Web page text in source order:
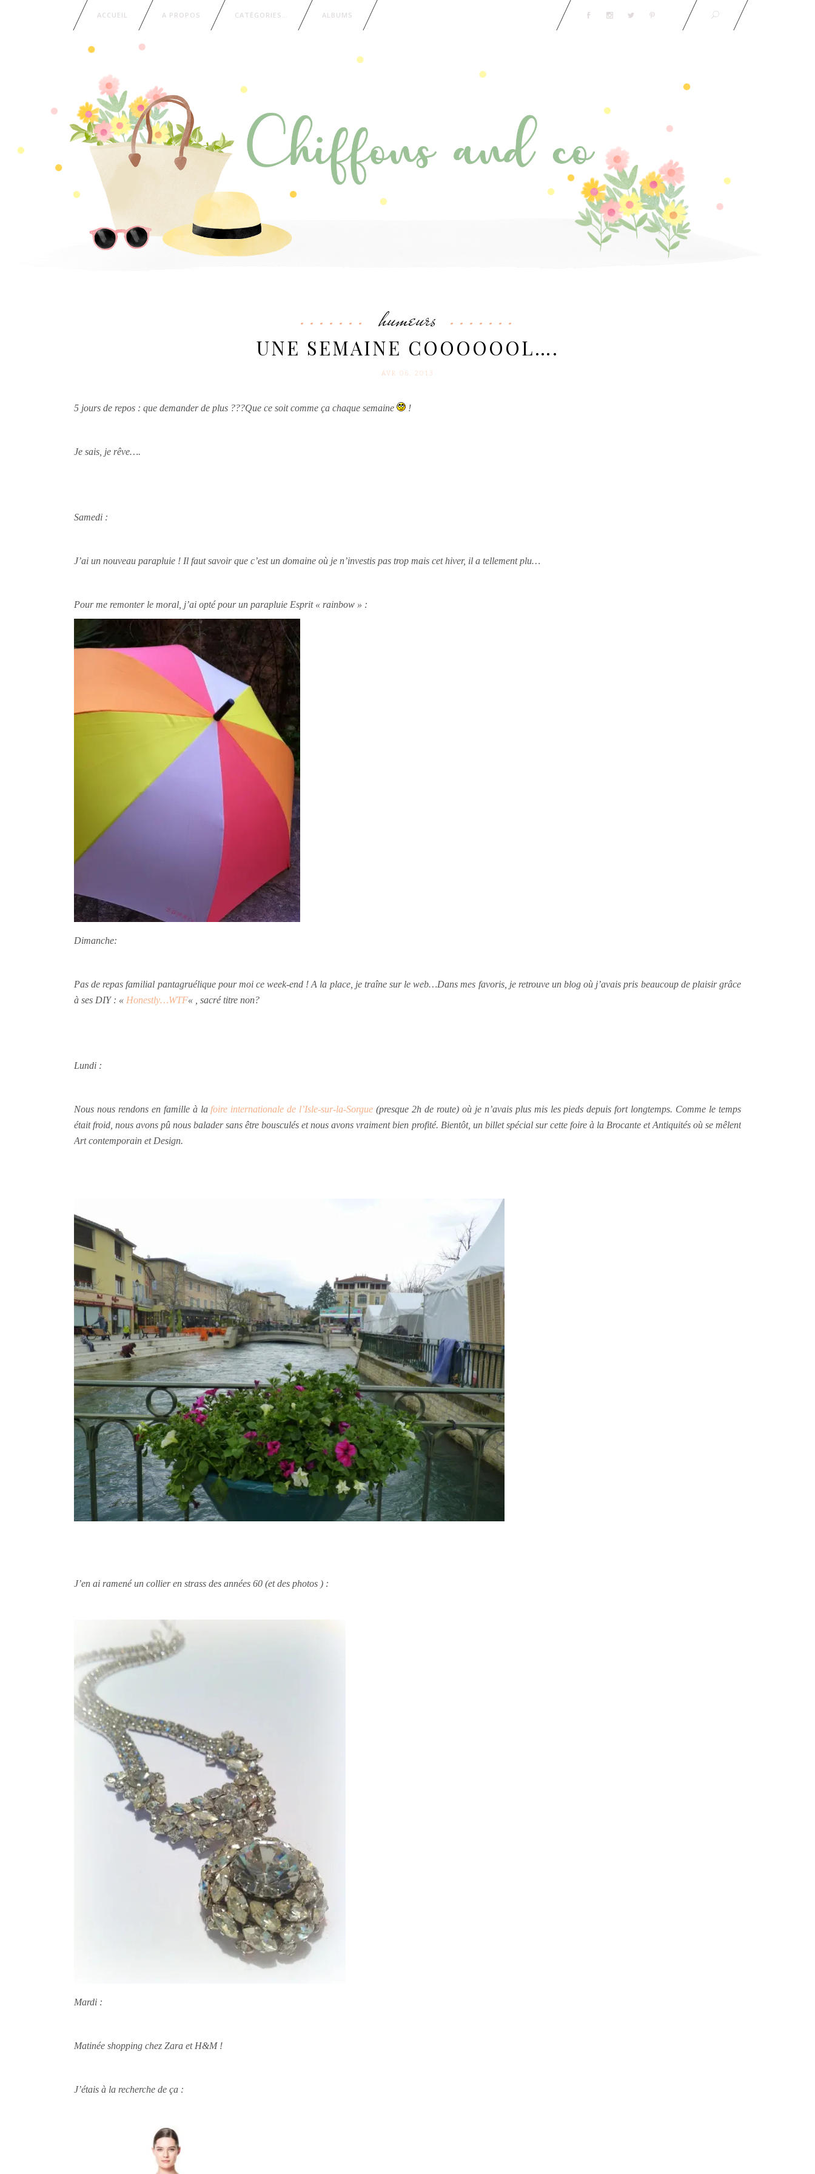
ACCUEIL A PROPOS CATÉGORIES… ALBUMS
humeurs
UNE SEMAINE COOOOOOL….
AVR 06. 2013
5 jours de repos : que demander de plus ???Que ce soit comme ça chaque semaine !
Je sais, je rêve….
Samedi :
J’ai un nouveau parapluie ! Il faut savoir que c’est un domaine où je n’investis pas trop mais cet hiver, il a tellement plu…
Pour me remonter le moral, j’ai opté pour un parapluie Esprit « rainbow » :
Dimanche:
Pas de repas familial pantagruélique pour moi ce week-end ! A la place, je traîne sur le web…Dans mes favoris, je retrouve un blog où j’avais pris beaucoup de plaisir grâce
à ses DIY : « Honestly…WTF« , sacré titre non?
Lundi :
Nous nous rendons en famille à la foire internationale de l’Isle-sur-la-Sorgue (presque 2h de route) où je n’avais plus mis les pieds depuis fort longtemps. Comme le temps
était froid, nous avons pû nous balader sans être bousculés et nous avons vraiment bien profité. Bientôt, un billet spécial sur cette foire à la Brocante et Antiquités où se mêlent
Art contemporain et Design.
J’en ai ramené un collier en strass des années 60 (et des photos ) :
Mardi :
Matinée shopping chez Zara et H&M !
J’étais à la recherche de ça :